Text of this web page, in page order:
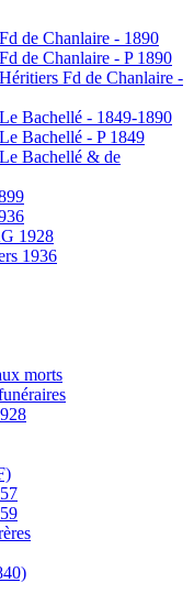
de Chanlaire - 1890
de Chanlaire - P 1890
Fd de Chanlaire -
Bachellé - 1849-1890
Bachellé - P 1849
Bachellé & de
1928
1936
morts